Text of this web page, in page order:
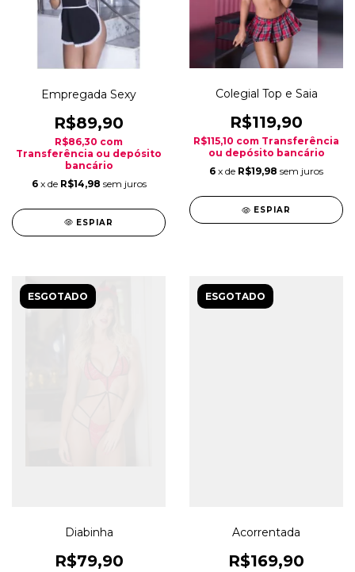
Empregada Sexy
R$89,90
R$86,30 com
Transferência ou depósito
bancário
6 x de R$14,98 sem juros
ESPIAR
Colegial Top e Saia
R$119,90
R$115,10 com Transferência
ou depósito bancário
6 x de R$19,98 sem juros
ESPIAR
ESGOTADO
Diabinha
R$79,90
ESGOTADO
Acorrentada
R$169,90